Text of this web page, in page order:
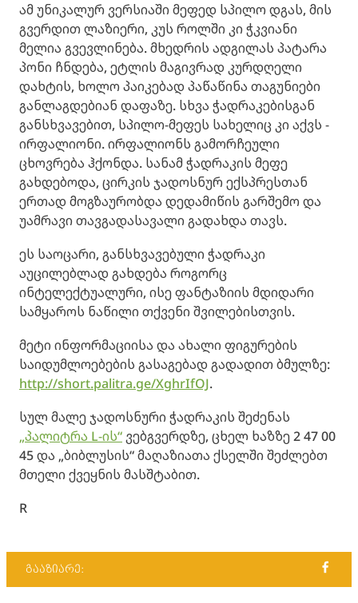
ამ უნიკალურ ვერსიაში მეფედ სპილო დგას, მის
გვერდით ლაზიერი, კუს როლში კი ჭკვიანი
მელია გვევლინება. მხედრის ადგილას პატარა
პონი ჩნდება, ეტლის მაგივრად კურდღელი
დახტის, ხოლო პაიკებად პაწაწინა თაგუნიები
განლაგდებიან დაფაზე. სხვა ჭადრაკებისგან
განსხვავებით, სპილო-მეფეს სახელიც კი აქვს -
ირფალიონი. ირფალიონს გამორჩეული
ცხოვრება ჰქონდა. სანამ ჭადრაკის მეფე
გახდებოდა, ცირკის ჯადოსნურ ექსპრესთან
ერთად მოგზაურობდა დედამიწის გარშემო და
უამრავი თავგადასავალი გადახდა თავს.
ეს საოცარი, განსხვავებული ჭადრაკი
აუცილებლად გახდება როგორც
ინტელექტუალური, ისე ფანტაზიის მდიდარი
სამყაროს ნაწილი თქვენი შვილებისთვის.
მეტი ინფორმაციისა და ახალი ფიგურების
საიდუმლოებების გასაგებად გადადით ბმულზე:
http://short.palitra.ge/XghrIfOJ.
სულ მალე ჯადოსნური ჭადრაკის შეძენას
„პალიტრა L-ის“ვებგვერდზე, ცხელ ხაზზე 2 47 00
45 და „ბიბლუსის“ მაღაზიათა ქსელში შეძლებთ
მთელი ქვეყნის მასშტაბით.
R
გააზიარე: